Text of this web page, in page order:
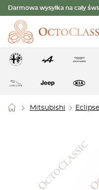
Darmowa wysyłka na cały
Mitsubishi Eclipse